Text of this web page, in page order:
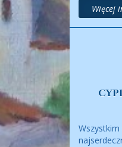
Więcej